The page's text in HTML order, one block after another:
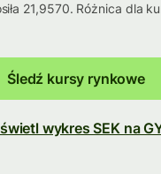
21,9570. Różnica dla
Śledź kursy rynkowe
wykres SEK na